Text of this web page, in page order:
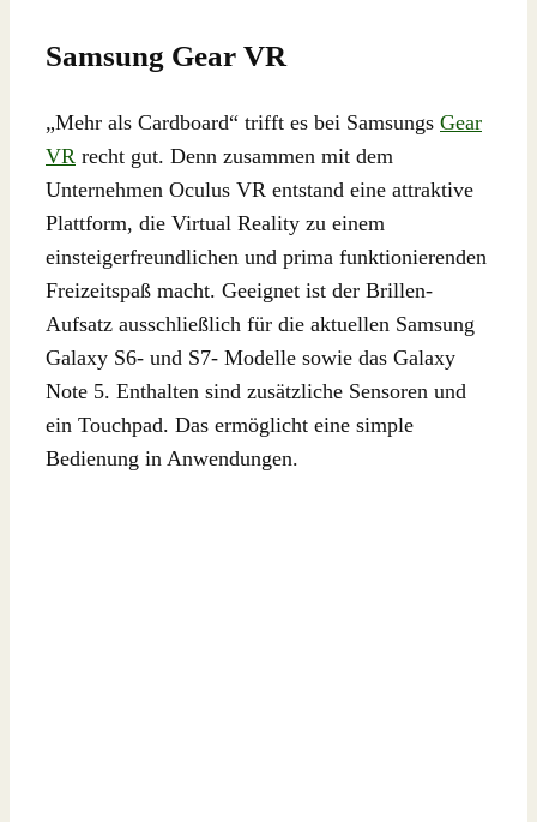
Samsung Gear VR
„Mehr als Cardboard“ trifft es bei Samsungs Gear
VR recht gut. Denn zusammen mit dem
Unternehmen Oculus VR entstand eine attraktive
Plattform, die Virtual Reality zu einem
einsteigerfreundlichen und prima funktionierenden
Freizeitspaß macht. Geeignet ist der Brillen-
Aufsatz ausschließlich für die aktuellen Samsung
Galaxy S6- und S7- Modelle sowie das Galaxy
Note 5. Enthalten sind zusätzliche Sensoren und
ein Touchpad. Das ermöglicht eine simple
Bedienung in Anwendungen.